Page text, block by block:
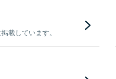
載しています。